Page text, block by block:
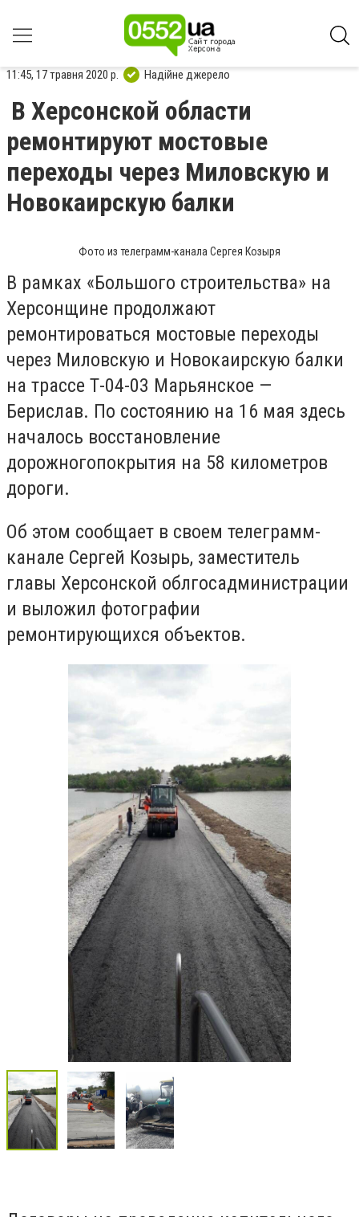
11:45, 17 травня 2020 р. Надійне джерело
В Херсонской области
ремонтируют мостовые
переходы через Миловскую и
Новокаирскую балки
Фото из телеграмм-канала Сергея Козыря
В рамках «Большого строительства» на
Херсонщине продолжают
ремонтироваться мостовые переходы
через Миловскую и Новокаирскую балки
на трассе Т-04-03 Марьянское —
Берислав. По состоянию на 16 мая здесь
началось восстановление
дорожногопокрытия на 58 километров
дороги.
Об этом сообщает в своем телеграмм-
канале Сергей Козырь, заместитель
главы Херсонской облгосадминистрации
и выложил фотографии
ремонтирующихся объектов.